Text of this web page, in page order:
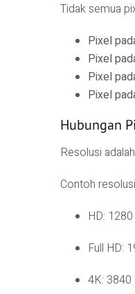
Tidak semua
Pixel
Pixel
Pixel
Pixel
Hubungan
Resolusi
Contoh
HD:
Full HD:
4K: 3840